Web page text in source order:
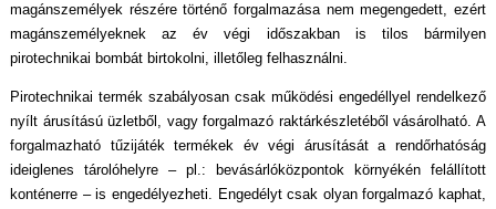
magánszemélyek részére történő forgalmazása nem megengedett, ezért
magánszemélyeknek az év végi időszakban is tilos bármilyen
pirotechnikai bombát birtokolni, illetőleg felhasználni.
Pirotechnikai termék szabályosan csak működési engedéllyel rendelkező
nyílt árusítású üzletből, vagy forgalmazó raktárkészletéből vásárolható. A
forgalmazható tűzijáték termékek év végi árusítását a rendőrhatóság
ideiglenes tárolóhelyre – pl.: bevásárlóközpontok környékén felállított
konténerre – is engedélyezheti. Engedélyt csak olyan forgalmazó kaphat,